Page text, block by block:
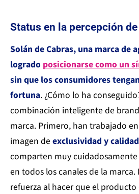
Status en la percepción
Solán de Cabras, una marca de
logrado posicionarse como un
sin que los consumidores
fortuna. ¿Cómo lo ha
combinación inteligente de
marca. Primero, han trabajado
imagen de exclusividad y
comparten muy
en todos los canales de la marca.
refuerza al hacer que el